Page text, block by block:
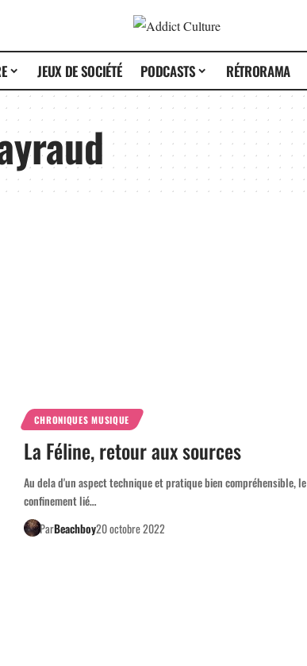
JEUX DE SOCIÉTÉ PODCASTS RÉTRORAMA
CHRONIQUES MUSIQUE
La Féline, retour aux sources
Au dela d'un aspect technique et pratique bien compréhensible, le
confinement lié…
ParBeachboy20 octobre 2022